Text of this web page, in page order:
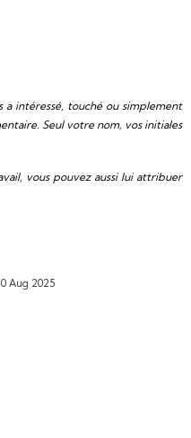
intéressé, touché ou simplement
Seul votre nom, vos initiales
vous pouvez aussi lui attribuer
Aug 2025